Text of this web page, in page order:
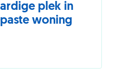
plek in
woning